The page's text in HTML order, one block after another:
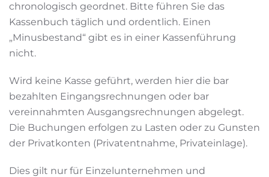
chronologisch geordnet. Bitte führen Sie das
Kassenbuch täglich und ordentlich. Einen
„Minusbestand“ gibt es in einer Kassenführung
nicht.
Wird keine Kasse geführt, werden hier die bar
bezahlten Eingangsrechnungen oder bar
vereinnahmten Ausgangsrechnungen abgelegt.
Die Buchungen erfolgen zu Lasten oder zu Gunsten
der Privatkonten (Privatentnahme, Privateinlage).
Dies gilt nur für Einzelunternehmen und